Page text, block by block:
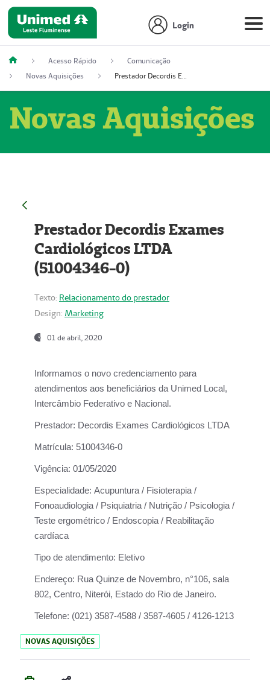
Login
Acesso Rápido
Comunicação
Novas Aquisições
Prestador Decordis Exames Cardiológicos LTDA (51004346-0)
Novas Aquisições
Prestador Decordis Exames
Cardiológicos LTDA
(51004346-0)
Texto: Relacionamento do prestador
Design: Marketing
01 de abril, 2020
Informamos o novo credenciamento para
atendimentos aos beneficiários da Unimed Local,
Intercâmbio Federativo e Nacional.
Prestador: Decordis Exames Cardiológicos LTDA
Matrícula: 51004346-0
Vigência: 01/05/2020
Especialidade: Acupuntura / Fisioterapia /
Fonoaudiologia / Psiquiatria / Nutrição / Psicologia /
Teste ergométrico / Endoscopia / Reabilitação
cardíaca
Tipo de atendimento: Eletivo
Endereço: Rua Quinze de Novembro, n°106, sala
802, Centro, Niterói, Estado do Rio de Janeiro.
Telefone: (021) 3587-4588 / 3587-4605 / 4126-1213
NOVAS AQUISIÇÕES